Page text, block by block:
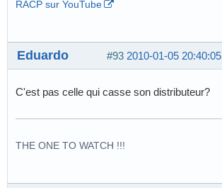
RACP sur YouTube
#93 2010-01-05 20:40:05
Eduardo
C'est pas celle qui casse son distributeur?
THE ONE TO WATCH !!!